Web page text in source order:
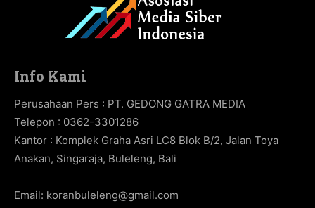
Info Kami
Perusahaan Pers : PT. GEDONG GATRA MEDIA
Telepon : 0362-3301286
Kantor : Komplek Graha Asri LC8 Blok B/2, Jalan Toya
Anakan, Singaraja, Buleleng, Bali
Email: koranbuleleng@gmail.com